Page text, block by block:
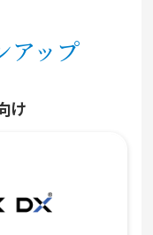
アップ
け